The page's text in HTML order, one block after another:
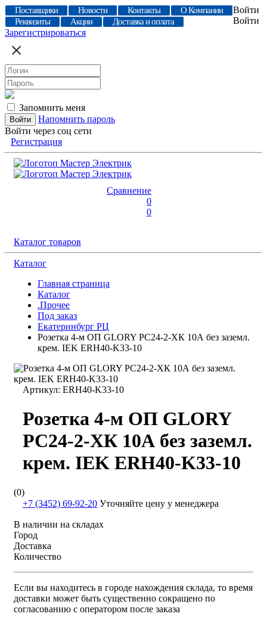
Поставщики Новости Контакты
О Компании
Реквизиты
Акции Доставка и оплата
Войти
Войти
Зарегистрироваться
Запомнить меня
Напомнить пароль
Войти через соц сети
Регистрация
Сравнение
0
0
Каталог товаров
Каталог
Главная страница
Каталог
.Прочее
Под заказ
Екатеринбург РЦ
Розетка 4-м ОП GLORY РС24-2-ХК 10А без заземл.
крем. IEK ERH40-K33-10
Артикул: ERH40-K33-10
Розетка 4-м ОП GLORY
РС24-2-ХК 10А без заземл.
крем. IEK ERH40-K33-10
(0)
+7 (3452) 69-92-20 Уточняйте цену у менеджера
В наличии на складах
Город
Доставка
Количество
Если вы находитесь в городе нахождения склада, то время
доставки может быть существенно сокращено по
согласованию с оператором после заказа